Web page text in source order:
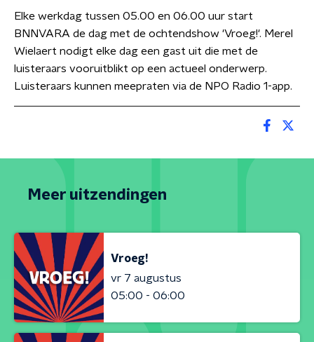
Elke werkdag tussen 05.00 en 06.00 uur start
BNNVARA de dag met de ochtendshow 'Vroeg!'. Merel
Wielaert nodigt elke dag een gast uit die met de
luisteraars vooruitblikt op een actueel onderwerp.
Luisteraars kunnen meepraten via de NPO Radio 1-app.
Meer uitzendingen
Vroeg!
vr 7 augustus
05:00 - 06:00